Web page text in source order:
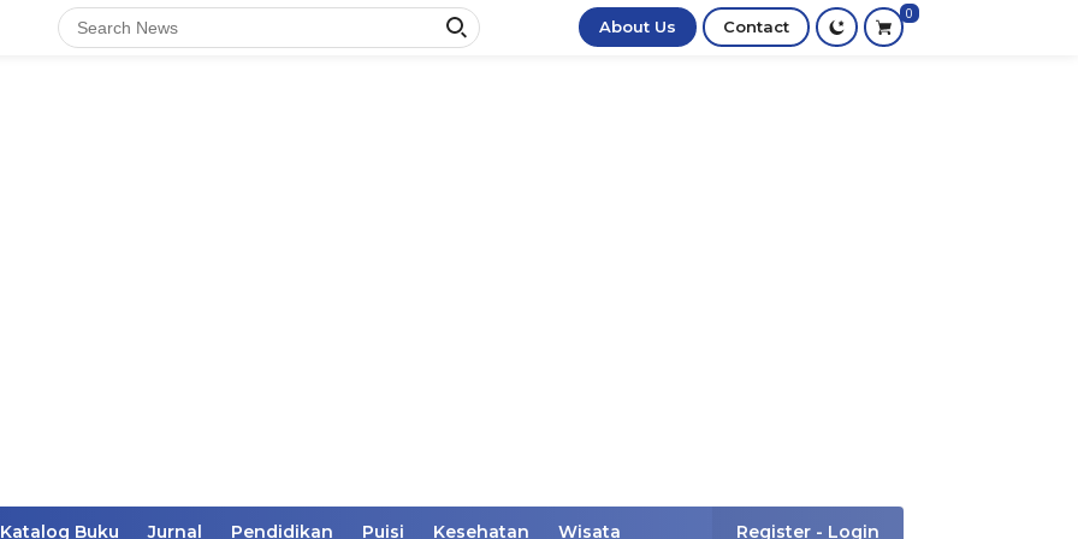
About Us Contact
0
Katalog Buku Jurnal Pendidikan Puisi Kesehatan Wisata Register - Login